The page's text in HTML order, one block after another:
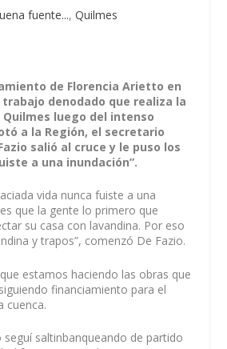
fuente...,Quilmes
de Florencia Arietto en
denodado que realiza la
luego del intenso
a la Región, el secretario
salió al cruce y le puso los
a una inundación”.
vida nunca fuiste a una
que la gente lo primero que
su casa con lavandina. Por eso
y trapos”, comenzó De Fazio.
estamos haciendo las obras que
financiamiento para el
cuenca.
saltinbanqueando de partido